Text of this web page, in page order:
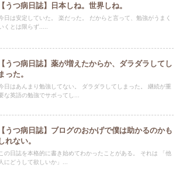
【うつ病日誌】日本しね。世界しね。
日は安定していた。 楽だった。 だからと言って、勉強がうまく
くとは限らず.....
【うつ病日誌】薬が増えたからか、ダラダラしてし
った。
日はあんまり勉強してない。 ダラダラしてしまった。 継続が重
な英語の勉強でサボってし...
【うつ病日誌】ブログのおかげで僕は助かるのかも
れない。
の日誌を本格的に書き始めてわかったことがある。 それは 「他
人にどうして欲しいか」...